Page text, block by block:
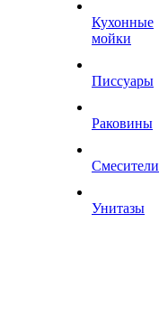
Кухонные
мойки
Писсуары
Раковины
Смесители
Унитазы